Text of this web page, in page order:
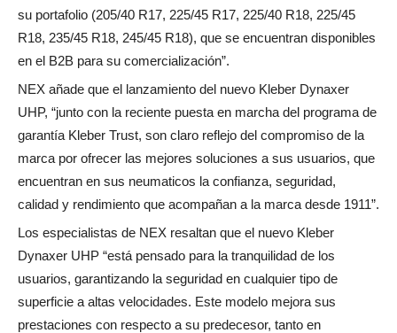
su portafolio (205/40 R17, 225/45 R17, 225/40 R18, 225/45
R18, 235/45 R18, 245/45 R18), que se encuentran disponibles
en el B2B para su comercialización”.
NEX añade que el lanzamiento del nuevo Kleber Dynaxer
UHP, “junto con la reciente puesta en marcha del programa de
garantía Kleber Trust, son claro reflejo del compromiso de la
marca por ofrecer las mejores soluciones a sus usuarios, que
encuentran en sus neumaticos la confianza, seguridad,
calidad y rendimiento que acompañan a la marca desde 1911”.
Los especialistas de NEX resaltan que el nuevo Kleber
Dynaxer UHP “está pensado para la tranquilidad de los
usuarios, garantizando la seguridad en cualquier tipo de
superficie a altas velocidades. Este modelo mejora sus
prestaciones con respecto a su predecesor, tanto en